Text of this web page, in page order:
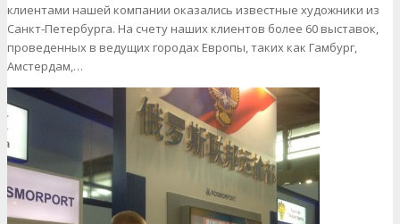
клиентами нашей компании оказались известные художники из
Санкт-Петербурга. На счету наших клиентов более 60 выставок,
проведенных в ведущих городах Европы, таких как Гамбург,
Амстердам,…